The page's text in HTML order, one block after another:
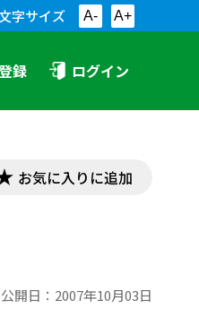
字サイズ A- A+
録 ログイン
お気に入りに追加
公開日： 2007年10月03日